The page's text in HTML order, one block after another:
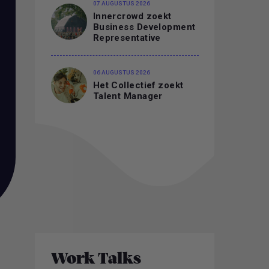
07 AUGUSTUS 2026
Innercrowd zoekt
Business Development
Representative
06 AUGUSTUS 2026
Het Collectief zoekt
Talent Manager
Work Talks